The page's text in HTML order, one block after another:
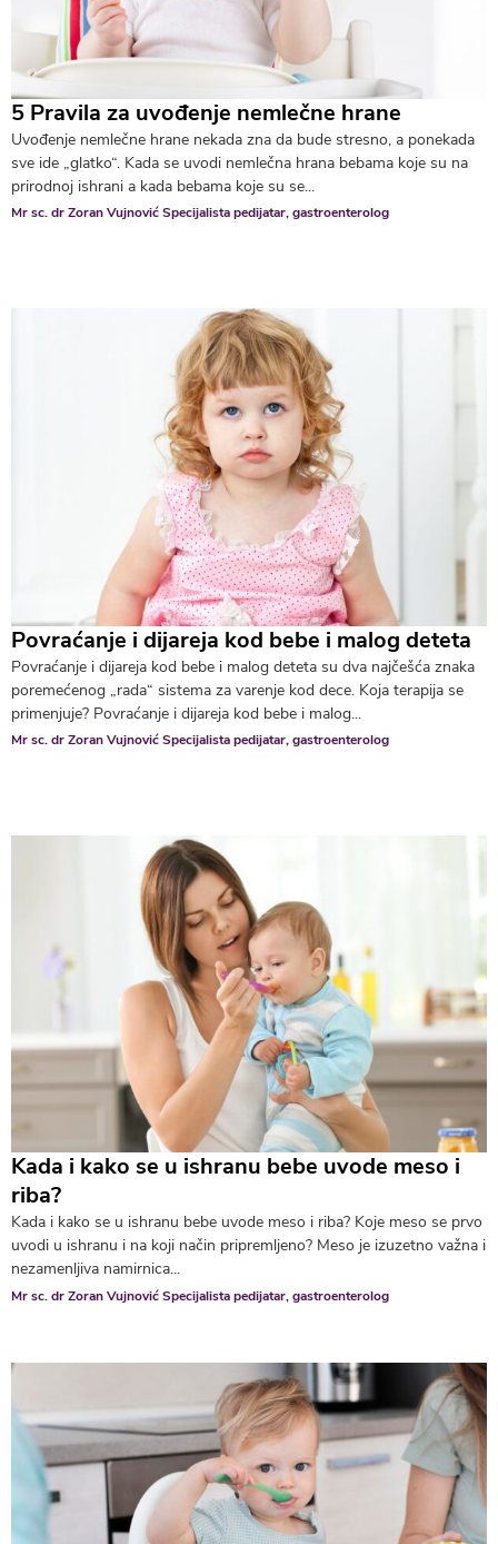
5 Pravila za uvođenje nemlečne hrane
Uvođenje nemlečne hrane nekada zna da bude stresno, a ponekada
sve ide „glatko“. Kada se uvodi nemlečna hrana bebama koje su na
prirodnoj ishrani a kada bebama koje su se...
Mr sc. dr Zoran Vujnović Specijalista pedijatar, gastroenterolog
Povraćanje i dijareja kod bebe i malog deteta
Povraćanje i dijareja kod bebe i malog deteta su dva najčešća znaka
poremećenog „rada“ sistema za varenje kod dece. Koja terapija se
primenjuje? Povraćanje i dijareja kod bebe i malog...
Mr sc. dr Zoran Vujnović Specijalista pedijatar, gastroenterolog
Kada i kako se u ishranu bebe uvode meso i
riba?
Kada i kako se u ishranu bebe uvode meso i riba? Koje meso se prvo
uvodi u ishranu i na koji način pripremljeno? Meso je izuzetno važna i
nezamenljiva namirnica...
Mr sc. dr Zoran Vujnović Specijalista pedijatar, gastroenterolog